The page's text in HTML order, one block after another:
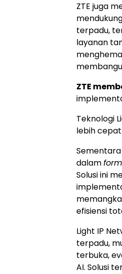
ZTE juga
terpadu,
layanan
ZTE
Teknologi
lebih
Sementara
dalam
Solusi ini
efisiensi
Light IP
terpadu,
terbuka,
AI. Solusi